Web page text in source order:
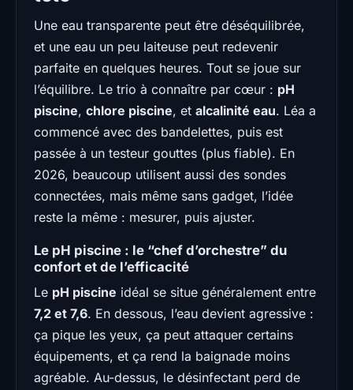
Une eau transparente peut être déséquilibrée,
et une eau un peu laiteuse peut redevenir
parfaite en quelques heures. Tout se joue sur
l’équilibre. Le trio à connaître par cœur : pH
piscine, chlore piscine, et alcalinité eau. Léa a
commencé avec des bandelettes, puis est
passée à un testeur gouttes (plus fiable). En
2026, beaucoup utilisent aussi des sondes
connectées, mais même sans gadget, l’idée
reste la même : mesurer, puis ajuster.
Le pH piscine : le “chef d’orchestre” du
confort et de l’efficacité
Le pH piscine idéal se situe généralement entre
7,2 et 7,6. En dessous, l’eau devient agressive :
ça pique les yeux, ça peut attaquer certains
équipements, et ça rend la baignade moins
agréable. Au-dessus, le désinfectant perd de